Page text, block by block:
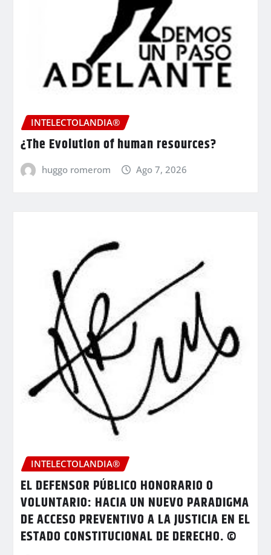
INTELECTOLANDIA®
¿The Evolution of human resources?
huggo romerom Ago 7, 2026
INTELECTOLANDIA®
EL DEFENSOR PÚBLICO HONORARIO O
VOLUNTARIO: HACIA UN NUEVO PARADIGMA
DE ACCESO PREVENTIVO A LA JUSTICIA EN EL
ESTADO CONSTITUCIONAL DE DERECHO. ©